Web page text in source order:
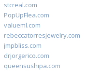
stcreal.com
PopUpFlea.com
valueml.com
rebeccatorresjewelry.com
jmpbliss.com
drjorgerico.com
queensushipa.com